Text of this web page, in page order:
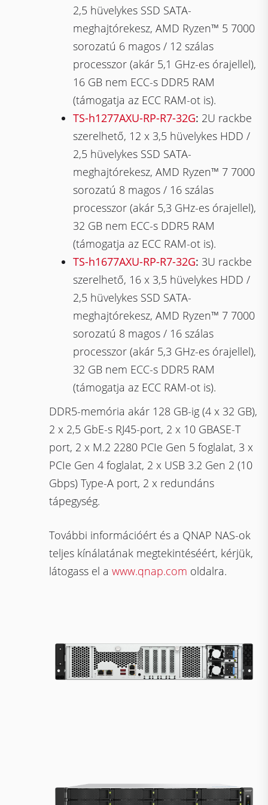
2,5 hüvelykes SSD SATA-
meghajtórekesz, AMD Ryzen™ 5 7000
sorozatú 6 magos / 12 szálas
processzor (akár 5,1 GHz-es órajellel),
16 GB nem ECC-s DDR5 RAM
(támogatja az ECC RAM-ot is).
TS-h1277AXU-RP-R7-32G: 2U rackbe
szerelhető, 12 x 3,5 hüvelykes HDD /
2,5 hüvelykes SSD SATA-
meghajtórekesz, AMD Ryzen™ 7 7000
sorozatú 8 magos / 16 szálas
processzor (akár 5,3 GHz-es órajellel),
32 GB nem ECC-s DDR5 RAM
(támogatja az ECC RAM-ot is).
TS-h1677AXU-RP-R7-32G: 3U rackbe
szerelhető, 16 x 3,5 hüvelykes HDD /
2,5 hüvelykes SSD SATA-
meghajtórekesz, AMD Ryzen™ 7 7000
sorozatú 8 magos / 16 szálas
processzor (akár 5,3 GHz-es órajellel),
32 GB nem ECC-s DDR5 RAM
(támogatja az ECC RAM-ot is).
DDR5-memória akár 128 GB-ig (4 x 32 GB),
2 x 2,5 GbE-s RJ45-port, 2 x 10 GBASE-T
port, 2 x M.2 2280 PCIe Gen 5 foglalat, 3 x
PCIe Gen 4 foglalat, 2 x USB 3.2 Gen 2 (10
Gbps) Type-A port, 2 x redundáns
tápegység.
További információért és a QNAP NAS-ok
teljes kínálatának megtekintéséért, kérjük,
látogass el awww.qnap.com oldalra.